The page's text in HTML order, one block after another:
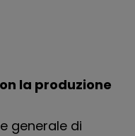
la produzione
generale di